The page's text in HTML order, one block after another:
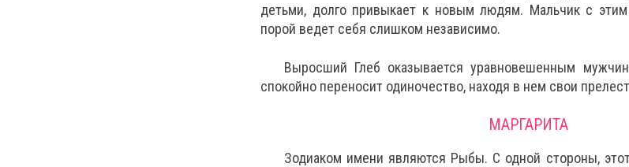
детьми, долго привыкает к новым людям. Мальчик с
порой ведет себя слишком независимо.
Выросший Глеб оказывается уравновешенным
спокойно переносит одиночество, находя в нем свои
МАРГАРИТА
Зодиаком имени являются Рыбы. С одной стороны,